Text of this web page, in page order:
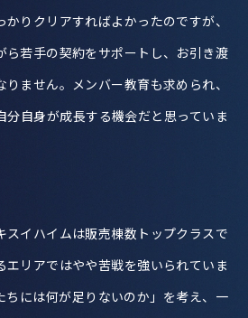
りクリアすればよかったのですが、
ら若手の契約をサポートし、お引き渡
ません。メンバー教育も求められ、
分自身が成長する機会だと思っていま
スイハイムは販売棟数トップクラスで
エリアではやや苦戦を強いられていま
ちには何が足りないのか」を考え、一